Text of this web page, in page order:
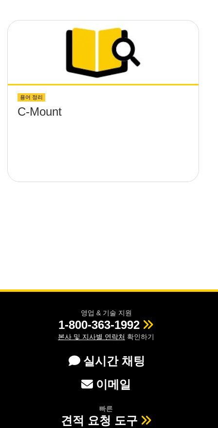
용어 정리
C-Mount
영업 & 기술 지원
1-800-363-1992
본사 및 지사별 연락처 확인하기
실시간 채팅
이메일
빠른
견적 요청 도구